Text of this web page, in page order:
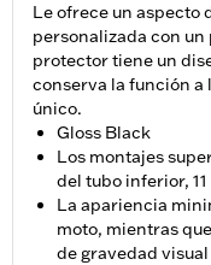
Le ofrece un aspecto
personalizada con
protector tiene un
conserva la función a
único.
Gloss Black
Los montajes
del tubo inferior,
La apariencia
moto, mientras
de gravedad